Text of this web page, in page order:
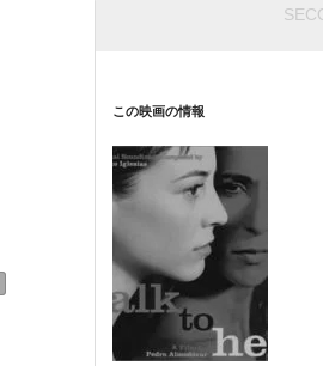
この映画の情報